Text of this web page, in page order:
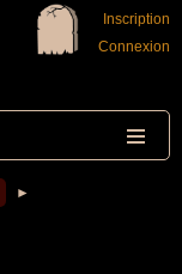
Inscription
Connexion
►